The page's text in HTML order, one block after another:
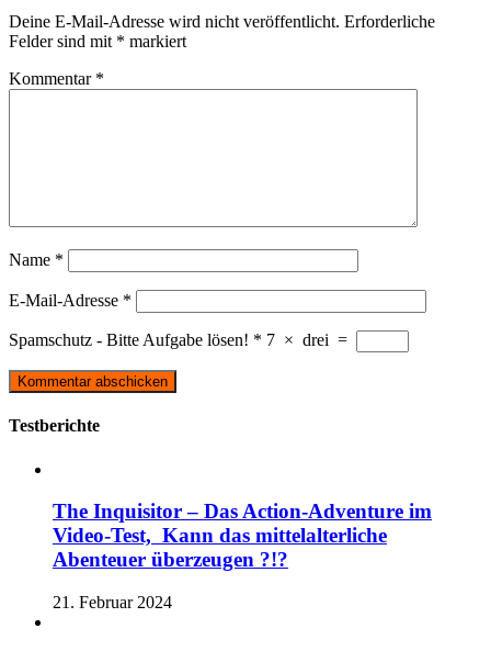
Deine E-Mail-Adresse wird nicht veröffentlicht. Erforderliche
Felder sind mit * markiert
Kommentar *
Name *
E-Mail-Adresse *
Spamschutz - Bitte Aufgabe lösen! * 7 × drei =
Testberichte
The Inquisitor – Das Action-Adventure im
Video-Test, Kann das mittelalterliche
Abenteuer überzeugen ?!?
21. Februar 2024